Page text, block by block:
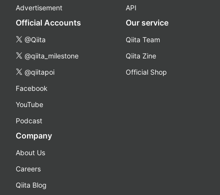
Advertisement
API
Official Accounts
@Qiita
@qiita_milestone
@qiitapoi
Facebook
YouTube
Podcast
Our service
Qiita Team
Qiita Zine
Official Shop
Company
About Us
Careers
Qiita Blog